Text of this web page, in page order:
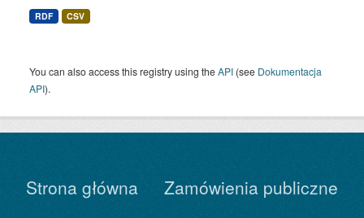
RDF CSV
You can also access this registry using theAPI (see Dokumentacja
API).
Strona główna
Zamówienia publiczne